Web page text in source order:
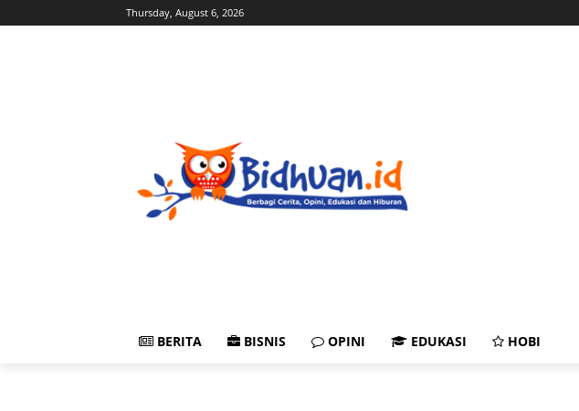
Thursday, August 6, 2026
BERITA BISNIS OPINI EDUKASI HOBI